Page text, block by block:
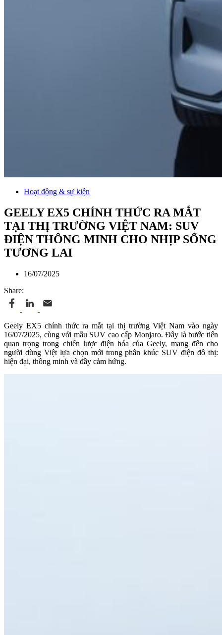
Hoạt động & sự kiện
GEELY EX5 CHÍNH THỨC RA MẮT
TẠI THỊ TRƯỜNG VIỆT NAM: SUV
ĐIỆN THÔNG MINH CHO NHỊP SỐNG
TƯƠNG LAI
16/07/2025
Share:
Geely EX5 chính thức ra mắt tại thị trường Việt Nam vào ngày
16/07/2025, cùng với mẫu SUV cao cấp Monjaro. Đây là bước tiến
quan trọng trong chiến lược điện hóa của Geely, mang đến cho
người dùng Việt lựa chọn mới trong phân khúc SUV điện đô thị:
hiện đại, thông minh và đầy cảm hứng.